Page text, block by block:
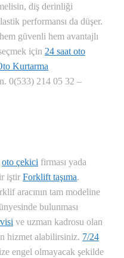
diş derinliği
performansı da düşer.
güvenli hem avantajlı
için 24 saat oto
Kurtarma
0(533) 214 05 32 –
oto çekici firması yada
iştir Forklift taşıma.
aracının tam modeline
bulunması
ve uzman kadrosu olan
hizmet alabilirsiniz. 7/24
engel olmayacak şekilde